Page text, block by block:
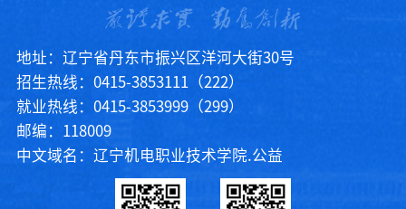
地址：辽宁省丹东市振兴区洋河大街30号
招生热线：0415-3853111（222）
就业热线：0415-3853999（299）
邮编：118009
中文域名：辽宁机电职业技术学院.公益